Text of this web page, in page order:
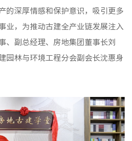
房地产
境外业
投资与
的深厚情感和保护意识，吸引更多
业，为推动古建全产业链发展注入
、副总经理、房地集团董事长刘
园林与环境工程分会副会长沈惠身